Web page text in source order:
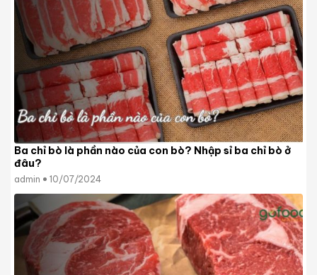
Ba chỉ bò là phần nào của con bò? Nhập sỉ ba chỉ bò ở
đâu?
admin 10/07/2024